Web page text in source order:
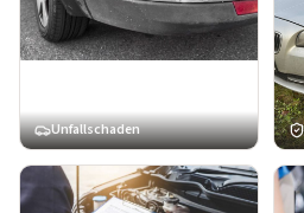
Unfallschaden